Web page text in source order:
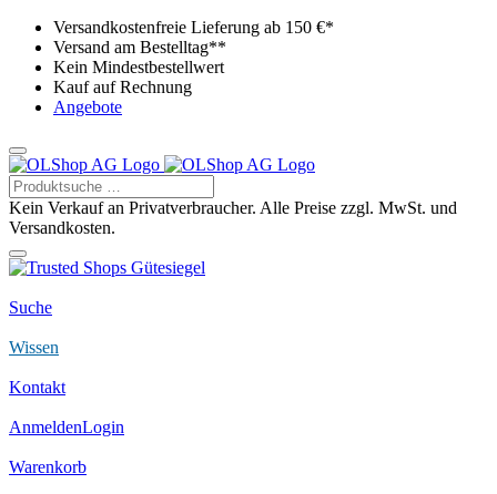
Versandkostenfreie Lieferung ab 150 €*
Versand am Bestelltag**
Kein Mindestbestellwert
Kauf auf Rechnung
Angebote
Kein Verkauf an Privatverbraucher. Alle Preise zzgl. MwSt. und
Versandkosten.
Suche
Wissen
Kontakt
AnmeldenLogin
Warenkorb